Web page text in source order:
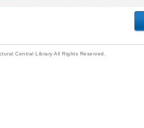
Central Library All Rights Reserved.